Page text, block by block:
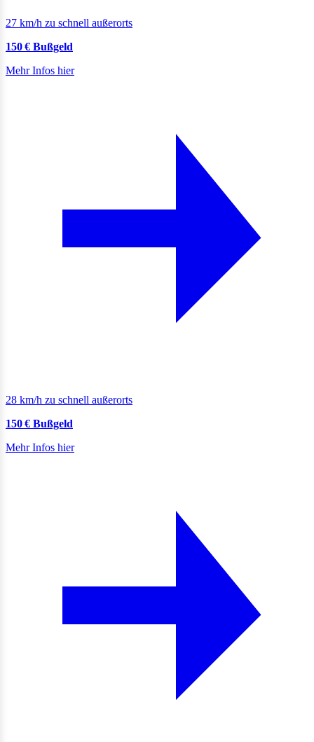
27 km/h zu schnell außerorts
150 € Bußgeld
Mehr Infos hier
28 km/h zu schnell außerorts
150 € Bußgeld
Mehr Infos hier